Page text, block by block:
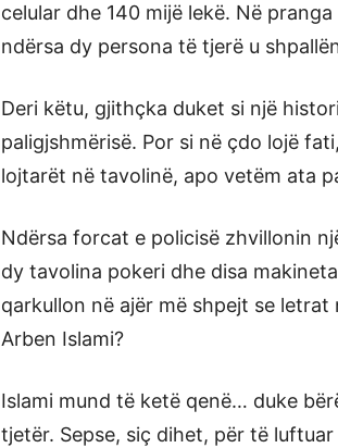
celular dhe 140 mijë lekë. Në
ndërsa dy persona të tjerë u
Deri këtu, gjithçka duket si një
paligjshmërisë. Por si në çdo lojë
lojtarët në tavolinë, apo vetëm ata
Ndërsa forcat e policisë zhvillonin
dy tavolina pokeri dhe disa
qarkullon në ajër më shpejt se
Arben Islami?
Islami mund të ketë qenë… duke
tjetër. Sepse, siç dihet, për të